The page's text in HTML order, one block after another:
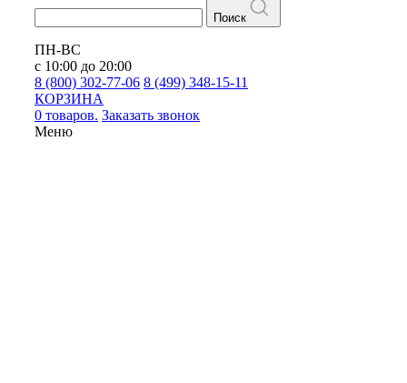
Поиск
ПН-ВС
с 10:00 до 20:00
8 (800) 302-77-06 8 (499) 348-15-11
КОРЗИНА
0 товаров. Заказать звонок
Меню